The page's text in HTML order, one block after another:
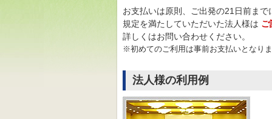
お支払いは原則、ご出発の21日前ま
規定を満たしていただいた法人様は ご
詳しくはお問い合わせください。
※初めてのご利用は事前お支払いとなり
法人様の利用例